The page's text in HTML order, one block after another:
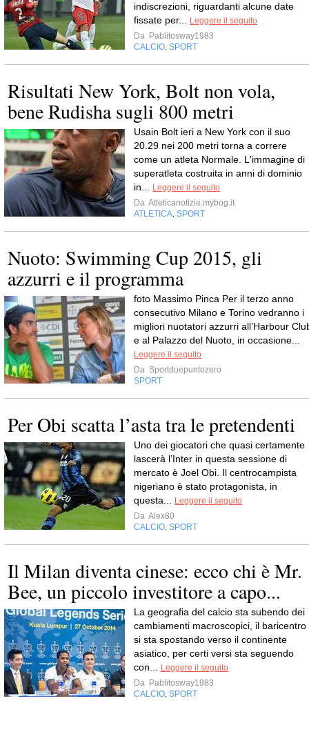
indiscrezioni, riguardanti alcune date
fissate per... Leggere il seguito
Da Pablitosway1983
CALCIO, SPORT
Risultati New York, Bolt non vola,
bene Rudisha sugli 800 metri
Usain Bolt ieri a New York con il suo
20.29 nei 200 metri torna a correre
come un atleta Normale. L'immagine di
superatleta costruita in anni di dominio
in... Leggere il seguito
Da Atleticanotizie.mybog.it
ATLETICA, SPORT
Nuoto: Swimming Cup 2015, gli
azzurri e il programma
foto Massimo Pinca Per il terzo anno
consecutivo Milano e Torino vedranno i
migliori nuotatori azzurri all’Harbour
e al Palazzo del Nuoto, in occasione...
Leggere il seguito
Da Sportduepuntozero
SPORT
Per Obi scatta l’asta tra le pretendenti
Uno dei giocatori che quasi certamente
lascerà l’Inter in questa sessione di
mercato è Joel Obi. Il centrocampista
nigeriano è stato protagonista, in
questa... Leggere il seguito
Da Alex80
CALCIO, SPORT
Il Milan diventa cinese: ecco chi è Mr.
Bee, un piccolo investitore a capo...
La geografia del calcio sta subendo dei
cambiamenti macroscopici, il baricentro
si sta spostando verso il continente
asiatico, per certi versi sta seguendo
con... Leggere il seguito
Da Pablitosway1983
CALCIO, SPORT